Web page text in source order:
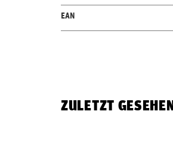
EAN
ZULETZT GESEHEN